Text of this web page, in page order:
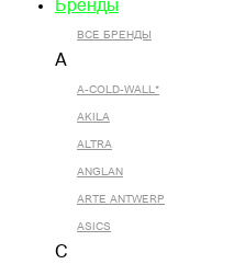
Бренды
ВСЕ БРЕНДЫ
A
A-COLD-WALL*
AKILA
ALTRA
ANGLAN
ARTE ANTWERP
ASICS
C